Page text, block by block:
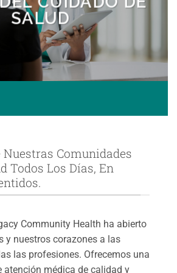
SALUD
Y LA INSCRIPCIÓN?
Nuestras Comunidades
Todos Los Días, En
Community Health ha abierto
y nuestros corazones a las
las profesiones. Ofrecemos una
atención médica de calidad y